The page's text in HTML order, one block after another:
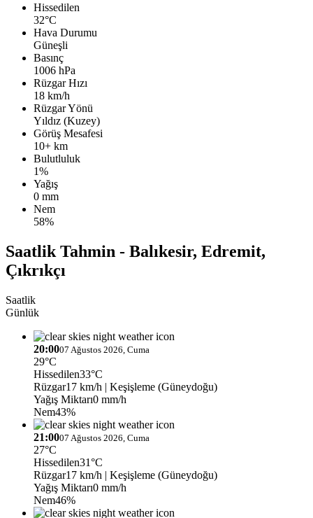
Hissedilen
32°C
Hava Durumu
Güneşli
Basınç
1006 hPa
Rüzgar Hızı
18 km/h
Rüzgar Yönü
Yıldız (Kuzey)
Görüş Mesafesi
10+ km
Bulutluluk
1%
Yağış
0 mm
Nem
58%
Saatlik Tahmin - Balıkesir, Edremit,
Çıkrıkçı
Saatlik
Günlük
20:0007 Ağustos 2026, Cuma
29°C
Hissedilen33°C
Rüzgar17 km/h | Keşişleme (Güneydoğu)
Yağış Miktarı0 mm/h
Nem43%
21:0007 Ağustos 2026, Cuma
27°C
Hissedilen31°C
Rüzgar17 km/h | Keşişleme (Güneydoğu)
Yağış Miktarı0 mm/h
Nem46%